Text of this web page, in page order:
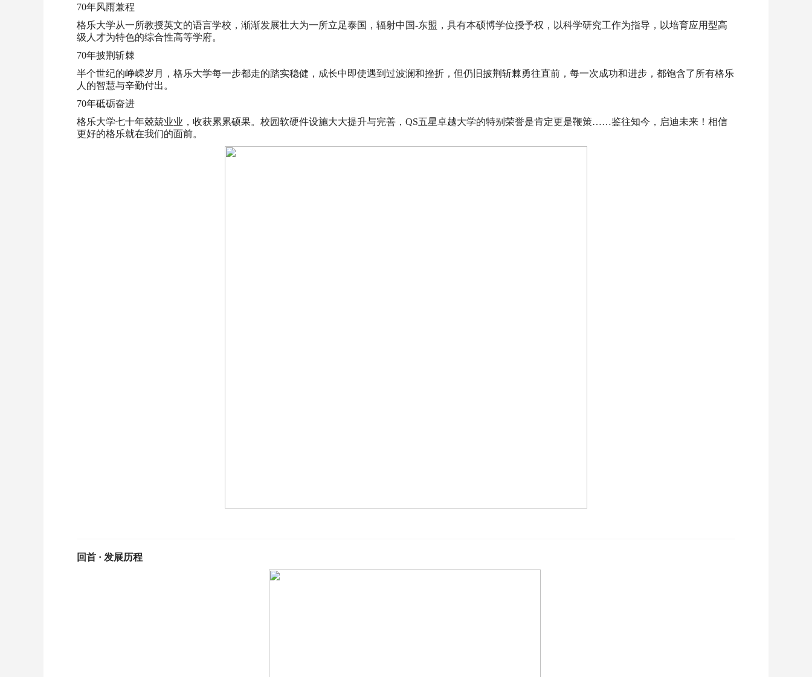
70年风雨兼程
格乐大学从一所教授英文的语言学校，渐渐发展壮大为一所立足泰国，辐射中国-东盟，具有本硕博学位授予权，以科学研究工作为指导，以培育应用型高
级人才为特色的综合性高等学府。
70年披荆斩棘
半个世纪的峥嵘岁月，格乐大学每一步都走的踏实稳健，成长中即使遇到过波澜和挫折，但仍旧披荆斩棘勇往直前，每一次成功和进步，都饱含了所有格乐
人的智慧与辛勤付出。
70年砥砺奋进
格乐大学七十年兢兢业业，收获累累硕果。校园软硬件设施大大提升与完善，QS五星卓越大学的特别荣誉是肯定更是鞭策……鉴往知今，启迪未来！相信
更好的格乐就在我们的面前。
回首 · 发展历程